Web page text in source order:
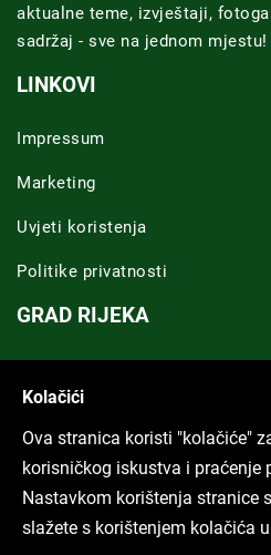
aktualne teme, izvještaji,
sadržaj - sve na jednom mjestu!
LINKOVI
Impressum
Marketing
Uvjeti koristenja
Politike privatnosti
GRAD RIJEKA
ARHIVA TEKSTOVA
Svi tekstovi
Kolačići
Ova stranica koristi "kolačiće"
korisničkog iskustva i praćenje
Nastavkom korištenja stranice
slažete s korištenjem kolačića